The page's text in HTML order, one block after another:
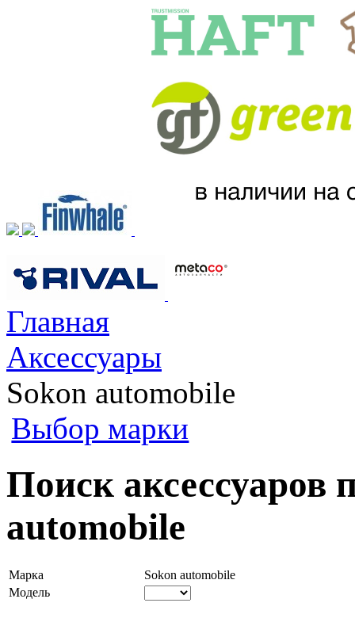
Главная
Аксессуары
Sokon automobile
Выбор марки
Поиск аксессуаров
automobile
Марка
Sokon automobile
Модель